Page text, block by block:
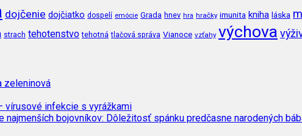
dojčenie dojčiatko dospelí emócie Grada hnev hra hračky imunita kniha láska
strach tehotenstvo tehotná tlačová správa Vianoce vzťahy výchova
zeleninová
vírusové infekcie s vyrážkami
najmenších bojovníkov: Dôležitosť spánku predčasne narodených